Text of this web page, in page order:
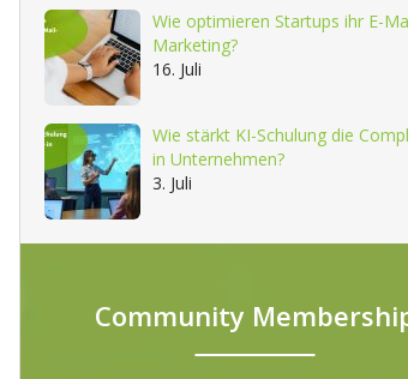
Wie optimieren Startups ihr E-
Marketing?
16. Juli
Wie stärkt KI-Schulung die
in Unternehmen?
3. Juli
Community